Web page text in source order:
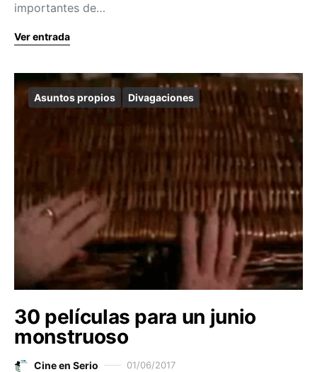
importantes de…
Ver entrada
Asuntos propios Divagaciones
30 películas para un junio
monstruoso
Cine en Serio 01/06/2017